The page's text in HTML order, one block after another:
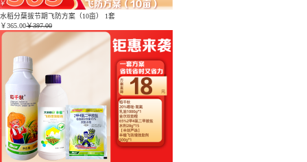
水稻分蘖拔节期飞防方案（10亩） 1套
￥365.00￥397.00